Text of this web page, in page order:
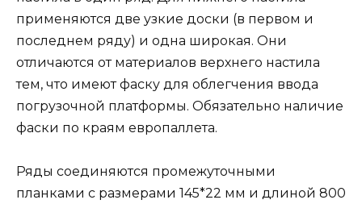
применяются две узкие доски (в первом и
последнем ряду) и одна широкая. Они
отличаются от материалов верхнего настила
тем, что имеют фаску для облегчения ввода
погрузочной платформы. Обязательно наличие
фаски по краям европаллета.
Ряды соединяются промежуточными
планками с размерами 145*22 мм и длиной 800